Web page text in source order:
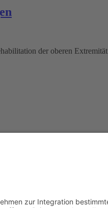
der oberen Extremität